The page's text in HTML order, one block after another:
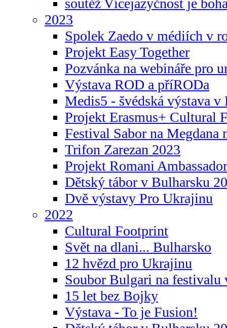
soutěž Vícejazyčnost je
2023
Spolek Zaedo v médiích v
Projekt Easy Together
Pozvánka na webináře pro
Výstava ROD a příRODa
Medis5 - švédská výstava v
Projekt Erasmus+ Cultural
Festival Sabor na Megdana
Trifon Zarezan 2023
Projekt Romani
Dětský tábor v Bulharsku
Dvě výstavy Pro Ukrajinu
2022
Cultural Footprint
Svět na dlani... Bulharsko
12 hvězd pro Ukrajinu
Soubor Bulgari na festivalu
15 let bez Bojky
Výstava - To je Fusion!